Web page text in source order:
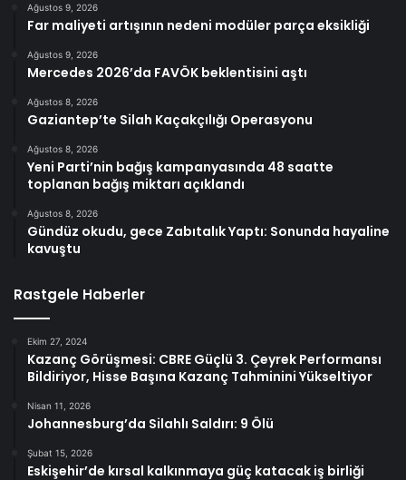
Ağustos 9, 2026
Far maliyeti artışının nedeni modüler parça eksikliği
Ağustos 9, 2026
Mercedes 2026’da FAVÖK beklentisini aştı
Ağustos 8, 2026
Gaziantep’te Silah Kaçakçılığı Operasyonu
Ağustos 8, 2026
Yeni Parti’nin bağış kampanyasında 48 saatte
toplanan bağış miktarı açıklandı
Ağustos 8, 2026
Gündüz okudu, gece Zabıtalık Yaptı: Sonunda hayaline
kavuştu
Rastgele Haberler
Ekim 27, 2024
Kazanç Görüşmesi: CBRE Güçlü 3. Çeyrek Performansı
Bildiriyor, Hisse Başına Kazanç Tahminini Yükseltiyor
Nisan 11, 2026
Johannesburg’da Silahlı Saldırı: 9 Ölü
Şubat 15, 2026
Eskişehir’de kırsal kalkınmaya güç katacak iş birliği